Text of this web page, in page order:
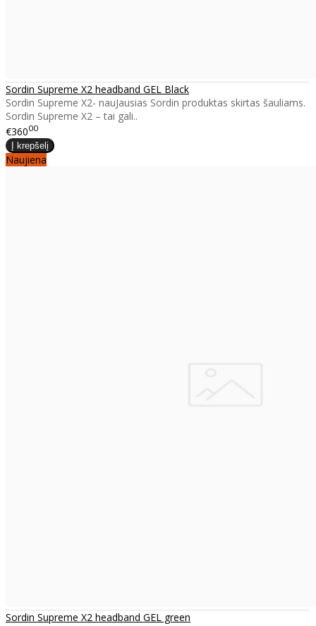
Sordin Supreme X2 headband GEL Black
Sordin Supreme X2- nauJausias Sordin produktas skirtas šauliams.
Sordin Supreme X2 – tai gali..
€36000
Naujiena
Sordin Supreme X2 headband GEL green